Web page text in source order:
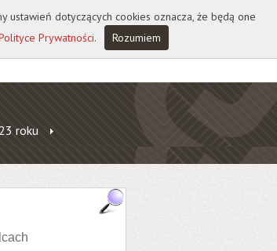
roku
ustawień dotyczących cookies oznacza, że będą one
Prywatności. Rozumiem